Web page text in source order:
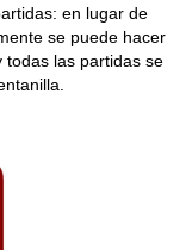
en lugar de
se puede hacer
todas las partidas se